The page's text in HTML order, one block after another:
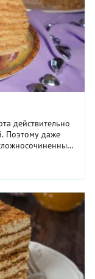
действительно
Поэтому даже
у плиты, вполне
С ингредиентами
доступны
ГОСТу. Тогда крем
пропитаются, и